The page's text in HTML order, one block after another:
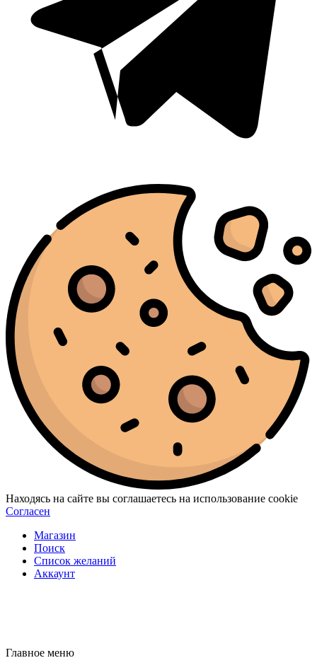
Находясь на сайте вы соглашаетесь на использование cookie
Согласен
Магазин
Поиск
Список желаний
Аккаунт
Главное меню